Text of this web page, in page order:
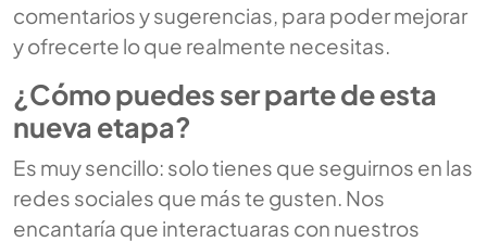
comentarios y sugerencias, para poder mejorar
y ofrecerte lo que realmente necesitas.
¿Cómo puedes ser parte de esta
nueva etapa?
Es muy sencillo: solo tienes que seguirnos en las
redes sociales que más te gusten. Nos
encantaría que interactuaras con nuestros